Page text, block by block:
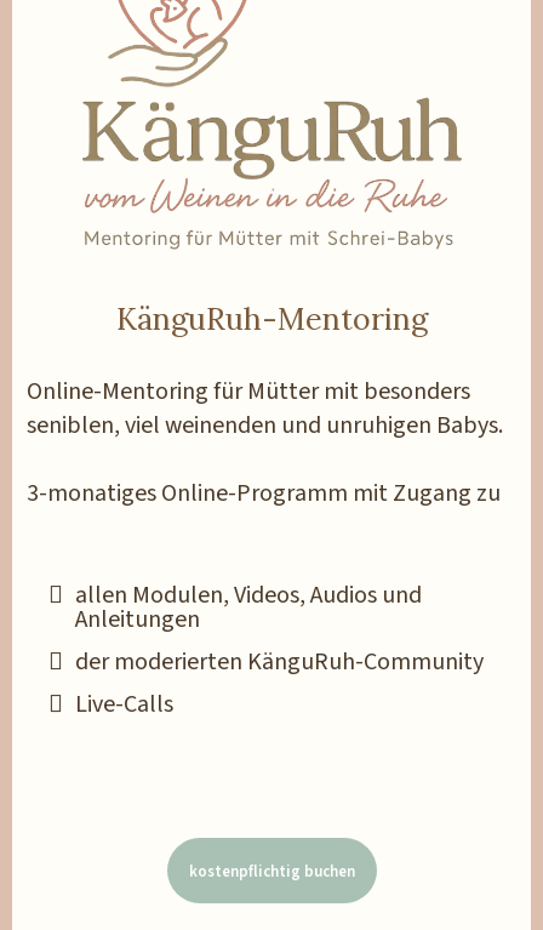
KänguRuh-Mentoring
Online-Mentoring für Mütter mit besonders
seniblen, viel weinenden und unruhigen Babys.
3-monatiges Online-Programm mit Zugang zu
allen Modulen, Videos, Audios und
Anleitungen
der moderierten KänguRuh-Community
Live-Calls
kostenpflichtig buchen